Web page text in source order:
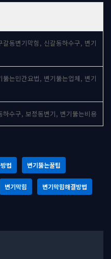
동변기막힘, 신갈동하수구, 변기
는민간요법, 변기뚫는업체, 변기
수구, 보정동변기, 변기뚫는비용
법 변기뚫는꿀팁
변기막힘 변기막힘해결방법